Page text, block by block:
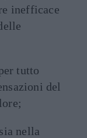
inefficace
tutto
del
sia nella